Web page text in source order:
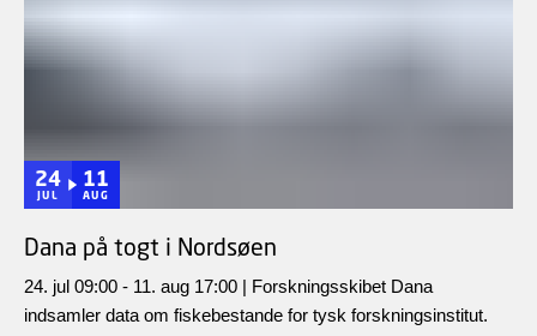
24
JUL
11
AUG
Dana på togt i Nordsøen
24. jul 09:00 - 11. aug 17:00 | Forskningsskibet Dana
indsamler data om fiskebestande for tysk forskningsinstitut.